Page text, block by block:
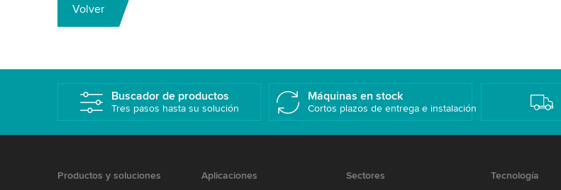
Volver
Buscador de productos
Tres pasos hasta su solución
Máquinas en stock
Cortos plazos de entrega e instalación
Productos y soluciones
Aplicaciones
Sectores
Tecnología